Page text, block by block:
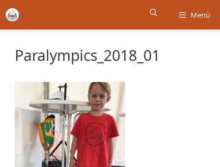
Zum
Inhalt
springen
Menü
Paralympics_2018_01